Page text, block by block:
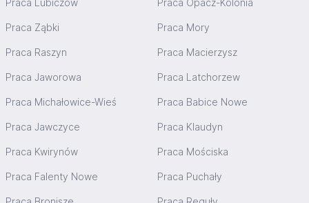
Praca Lubiczów Praca Opacz-Kolonia
Praca Ząbki Praca Mory
Praca Raszyn Praca Macierzysz
Praca Jaworowa Praca Latchorzew
Praca Michałowice-Wieś Praca Babice Nowe
Praca Jawczyce Praca Klaudyn
Praca Kwirynów Praca Mościska
Praca Falenty Nowe Praca Puchały